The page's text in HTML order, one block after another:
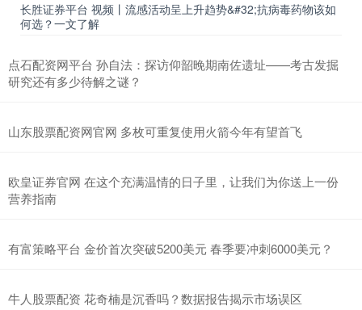
长胜证券平台 视频丨流感活动呈上升趋势&#32;抗病毒药物该如
何选？一文了解
点石配资网平台 孙自法：探访仰韶晚期南佐遗址——考古发掘
研究还有多少待解之谜？
山东股票配资网官网 多枚可重复使用火箭今年有望首飞
欧皇证券官网 在这个充满温情的日子里，让我们为你送上一份
营养指南
有富策略平台 金价首次突破5200美元 春季要冲刺6000美元？
牛人股票配资 花奇楠是沉香吗？数据报告揭示市场误区